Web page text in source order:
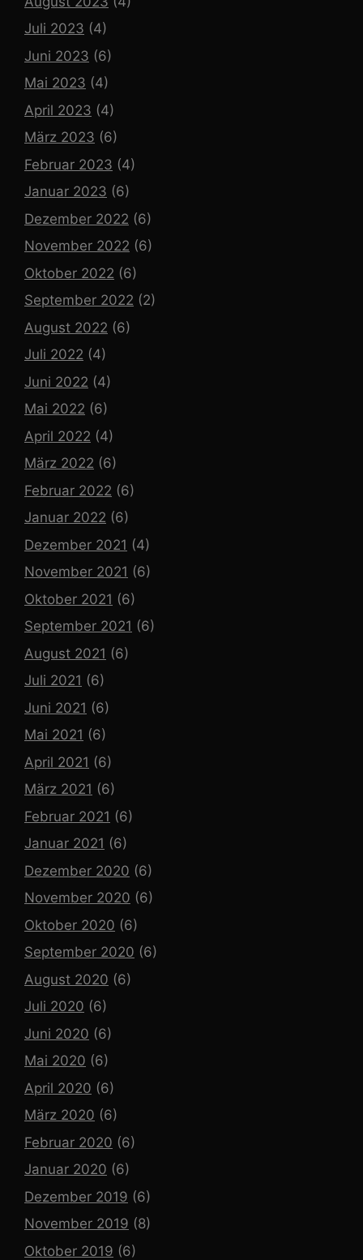
Juli 2023 (4)
Juni 2023 (6)
Mai 2023 (4)
April 2023 (4)
März 2023 (6)
Februar 2023 (4)
Januar 2023 (6)
Dezember 2022 (6)
November 2022 (6)
Oktober 2022 (6)
September 2022 (2)
August 2022 (6)
Juli 2022 (4)
Juni 2022 (4)
Mai 2022 (6)
April 2022 (4)
März 2022 (6)
Februar 2022 (6)
Januar 2022 (6)
Dezember 2021 (4)
November 2021 (6)
Oktober 2021 (6)
September 2021 (6)
August 2021 (6)
Juli 2021 (6)
Juni 2021 (6)
Mai 2021 (6)
April 2021 (6)
März 2021 (6)
Februar 2021 (6)
Januar 2021 (6)
Dezember 2020 (6)
November 2020 (6)
Oktober 2020 (6)
September 2020 (6)
August 2020 (6)
Juli 2020 (6)
Juni 2020 (6)
Mai 2020 (6)
April 2020 (6)
März 2020 (6)
Februar 2020 (6)
Januar 2020 (6)
Dezember 2019 (6)
November 2019 (8)
Oktober 2019 (6)